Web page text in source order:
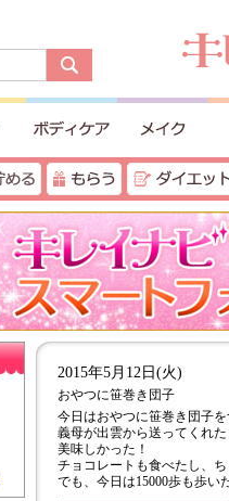
2015年5月12日(火)
おやつに笹巻き団子
今日はおやつに笹巻き団子
義母が出雲から送ってくれ
美味しかった！
チョコレートも食べたし、
でも、今日は15000歩も歩い